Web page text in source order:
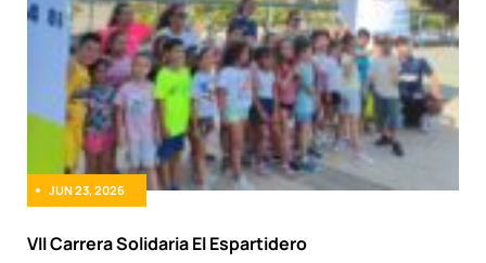
JUN 23, 2026
VII Carrera Solidaria El Espartidero